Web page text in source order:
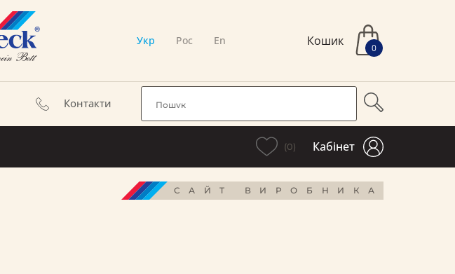
Укр Рос En Кошик 0
Контакти
(0) Кабінет
САЙТ ВИРОБНИКА